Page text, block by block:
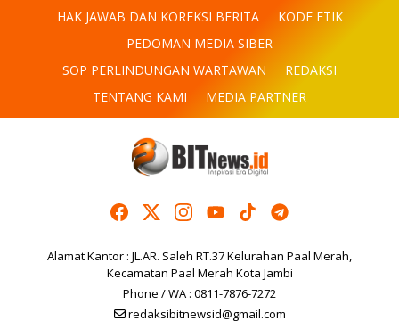
HAK JAWAB DAN KOREKSI BERITA
KODE ETIK
PEDOMAN MEDIA SIBER
SOP PERLINDUNGAN WARTAWAN
REDAKSI
TENTANG KAMI
MEDIA PARTNER
Alamat Kantor : JL.AR. Saleh RT.37 Kelurahan Paal Merah,
Kecamatan Paal Merah Kota Jambi
Phone / WA : 0811-7876-7272
redaksibitnewsid@gmail.com